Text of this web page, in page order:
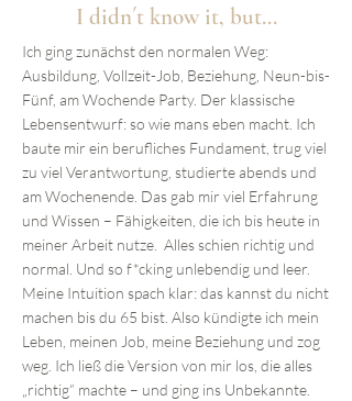
I didn´t know it, but...
Ich ging zunächst den normalen Weg:
Ausbildung, Vollzeit-Job, Beziehung, Neun-bis-
Fünf, am Wochende Party. Der klassische
Lebensentwurf: so wie mans eben macht. Ich
baute mir ein berufliches Fundament, trug viel
zu viel Verantwortung, studierte abends und
am Wochenende. Das gab mir viel Erfahrung
und Wissen – Fähigkeiten, die ich bis heute in
meiner Arbeit nutze. Alles schien richtig und
normal. Und so f*cking unlebendig und leer.
Meine Intuition spach klar: das kannst du nicht
machen bis du 65 bist. Also kündigte ich mein
Leben, meinen Job, meine Beziehung und zog
weg. Ich ließ die Version von mir los, die alles
„richtig“ machte – und ging ins Unbekannte.